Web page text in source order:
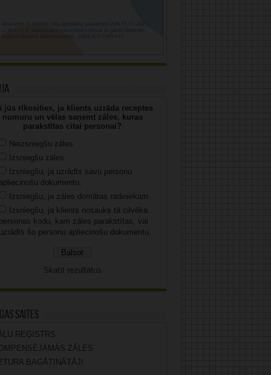
jūs rīkosities, ja klients uzrāda receptes
numuru un vēlas saņemt zāles, kuras
parakstītas citai personai?
Neizsniegšu zāles.
Izsniegšu zāles.
Izsniegšu, ja uzrādīs savu personu
dokumentu.
Izsniegšu, ja zāles domātas radiniekam.
Izsniegšu, ja klients nosauks tā cilvēka
kodu, kam zāles parakstītas, vai
šo personu apliecinošu dokumentu.
Skatīt rezultātus
saites
REĢISTRS
ZĀLES
BAGĀTINĀTĀJI